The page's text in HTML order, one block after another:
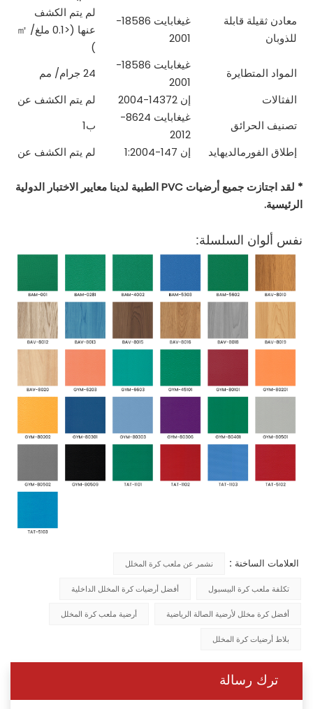
معادن ثقيلة قابلة
للذوبان
غيغابايت 18586-
2001
لم يتم الكشف
عنها (<0.1 ملغ/
㎡
)
المواد المتطايرة
غيغابايت 18586-
2001
24 جرام/
مم
الفثالات
إن 14372-2004
لم يتم الكشف عن
تصنيف الحرائق
غيغابايت 8624-
2012
ب1
إطلاق الفورمالديهايد
إن 147-1:2004 لم يتم الكشف عن
* لقد اجتازت جميع أرضيات PVC الطبية لدينا معايير الاختبار الدولية
الرئيسية.
نفس ألوان السلسلة:
العلامات الساخنة : نشمر عن ملعب كرة المخلل
تكلفة ملعب كرة البيسبول أفضل أرضيات كرة المخلل الداخلية
أفضل كرة مخلل لأرضية الصالة الرياضية أرضية ملعب كرة المخلل
بلاط أرضيات كرة المخلل
ترك رسالة